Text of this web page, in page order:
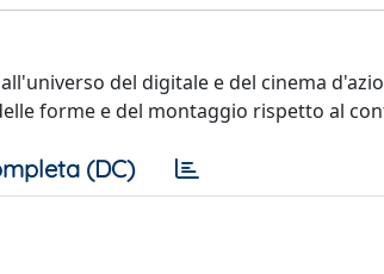
del digitale e del cinema
forme e del montaggio rispetto al
(DC)